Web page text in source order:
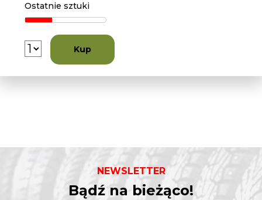
Ostatnie sztuki
Kup
NEWSLETTER
Bądź na bieżąco!